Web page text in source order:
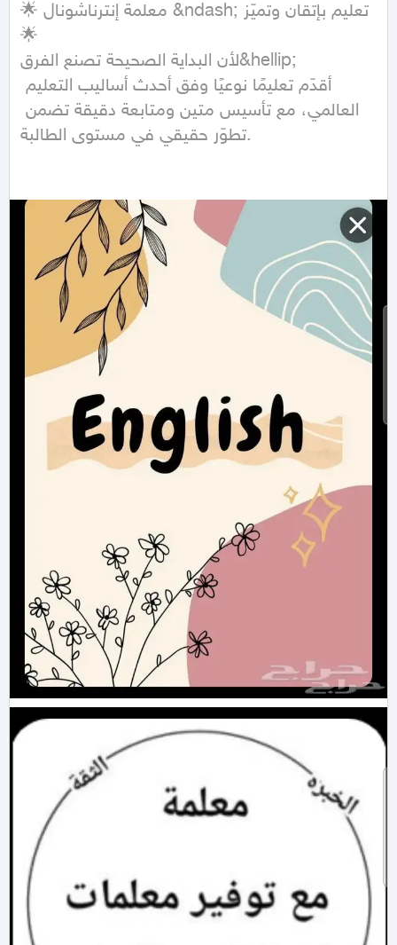
🌟 معلمة إنترناشونال &ndash; تعليم بإتقان وتميّز
🌟
لأن البداية الصحيحة تصنع الفرق&hellip;
تطوّر حقيقي في مستوى الطالبة.